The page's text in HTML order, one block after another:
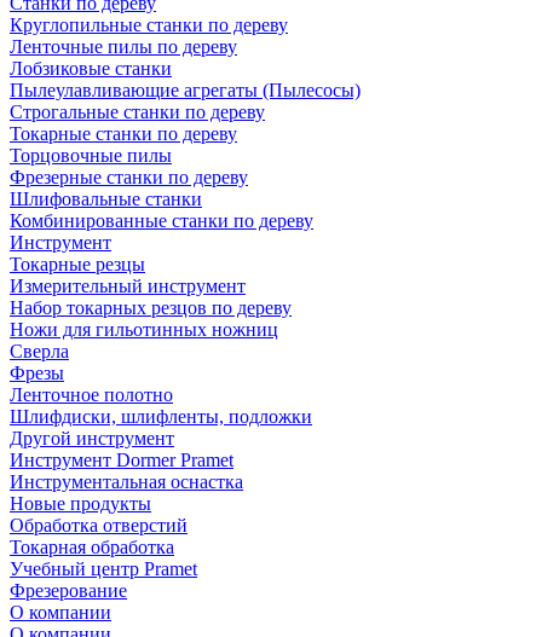
Круглопильные станки по дереву
Ленточные пилы по дереву
Лобзиковые станки
Пылеулавливающие агрегаты (Пылесосы)
Строгальные станки по дереву
Токарные станки по дереву
Торцовочные пилы
Фрезерные станки по дереву
Шлифовальные станки
Комбинированные станки по дереву
Инструмент
Токарные резцы
Измерительный инструмент
Набор токарных резцов по дереву
Ножи для гильотинных ножниц
Сверла
Фрезы
Ленточное полотно
Шлифдиски, шлифленты, подложки
Другой инструмент
Инструмент Dormer Pramet
Инструментальная оснастка
Новые продукты
Обработка отверстий
Токарная обработка
Учебный центр Pramet
Фрезерование
О компании